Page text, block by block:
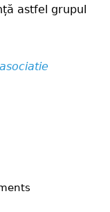
astfel grupul
asociatie
asociația dizabil